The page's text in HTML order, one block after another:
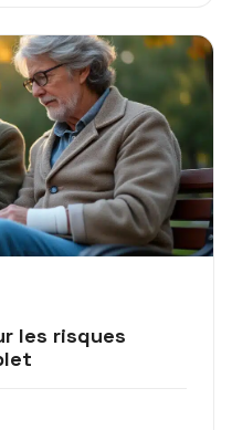
les risques